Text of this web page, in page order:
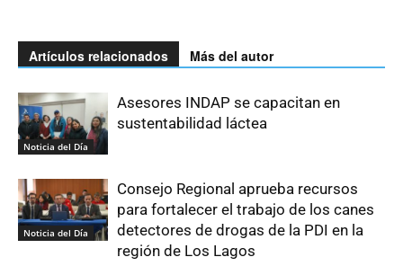
Artículos relacionados Más del autor
Noticia del Día
Asesores INDAP se capacitan en
sustentabilidad láctea
Noticia del Día
Consejo Regional aprueba recursos
para fortalecer el trabajo de los canes
detectores de drogas de la PDI en la
región de Los Lagos